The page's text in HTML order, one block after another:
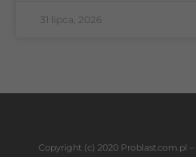
31 lipca, 2026
Copyright (c) 2020 Problast.com.pl